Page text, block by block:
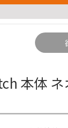
本体 ネ